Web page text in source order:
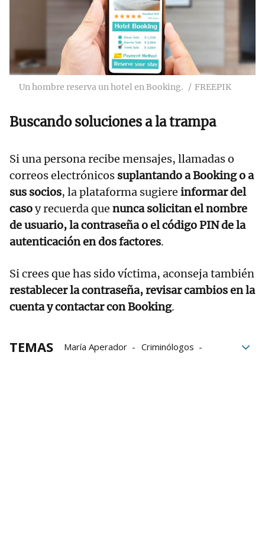
Un hombre reserva un hotel en Booking. FREEPIK
Buscando soluciones a la trampa
Si una persona recibe mensajes, llamadas o
correos electrónicos suplantando a Booking o a
sus socios, la plataforma sugiere informar del
casoy recuerda que nunca solicitan el nombre
de usuario, la contraseña o el código PIN de la
autenticación en dos factores.
Si crees que has sido víctima, aconseja también
restablecer la contraseña, revisar cambios en la
cuenta y contactar con Booking.
TEMAS María Aperador
Criminólogos